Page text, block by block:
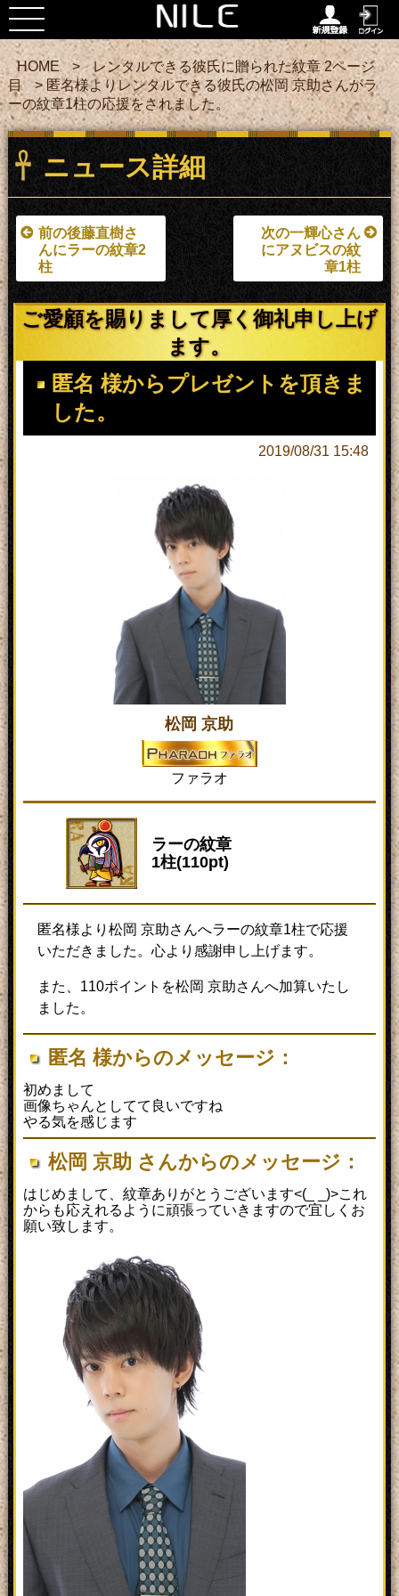
HOME > レンタルできる彼氏に贈られた紋章 2ページ
目
> 匿名様よりレンタルできる彼氏の松岡 京助さんがラ
ーの紋章1柱の応援をされました。
ニュース詳細
前の後藤直樹さ
んにラーの紋章2
柱
次の一輝心さん
にアヌビスの紋
章1柱
ご愛顧を賜りまして厚く御礼申し上げ
ます。
匿名 様からプレゼントを頂きま
した。
2019/08/31 15:48
松岡 京助
ファラオ
ラーの紋章
1柱(110pt)
匿名様より松岡 京助さんへラーの紋章1柱で応援
いただきました。心より感謝申し上げます。
また、110ポイントを松岡 京助さんへ加算いたし
ました。
匿名 様からのメッセージ：
初めまして
画像ちゃんとしてて良いですね
やる気を感じます
松岡 京助 さんからのメッセージ：
はじめまして、紋章ありがとうございます<(_ _)>これ
からも応えれるように頑張っていきますので宜しくお
願い致します。